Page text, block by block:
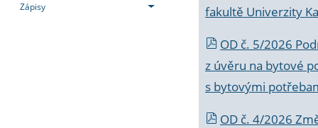
Zápisy
fakultě Univerzity
OD č. 5/2026
z úvěru na bytové
s bytovými
OD č. 4/2026